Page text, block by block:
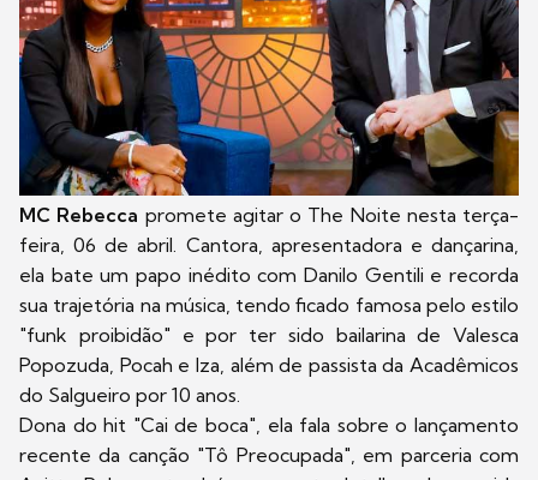
MC Rebecca promete agitar o The Noite nesta terça-
feira, 06 de abril. Cantora, apresentadora e dançarina,
ela bate um papo inédito com Danilo Gentili e recorda
sua trajetória na música, tendo ficado famosa pelo estilo
"funk proibidão" e por ter sido bailarina de Valesca
Popozuda, Pocah e Iza, além de passista da Acadêmicos
do Salgueiro por 10 anos.
Dona do hit "Cai de boca", ela fala sobre o lançamento
recente da canção "Tô Preocupada", em parceria com